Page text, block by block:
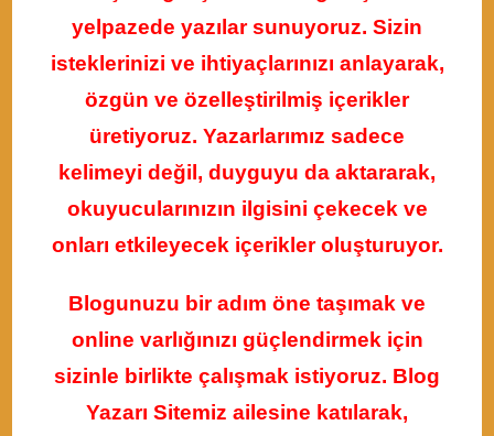
yelpazede yazılar sunuyoruz. Sizin
isteklerinizi ve ihtiyaçlarınızı anlayarak,
özgün ve özelleştirilmiş içerikler
üretiyoruz. Yazarlarımız sadece
kelimeyi değil, duyguyu da aktararak,
okuyucularınızın ilgisini çekecek ve
onları etkileyecek içerikler oluşturuyor.
Blogunuzu bir adım öne taşımak ve
online varlığınızı güçlendirmek için
sizinle birlikte çalışmak istiyoruz. Blog
Yazarı Sitemiz ailesine katılarak,